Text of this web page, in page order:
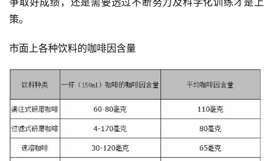
备
训
频
用
策。
市面上各种饮料的咖啡因含量